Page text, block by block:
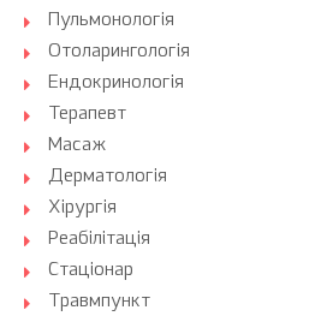
Пульмонологія
Отоларингологія
Ендокринологія
Терапевт
Масаж
Дерматологія
Хірургія
Реабілітація
Стаціонар
Травмпункт